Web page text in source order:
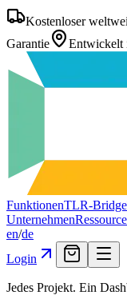
Kostenloser
Garantie
Entwickelt
FunktionenTLR-Bridge
Unternehmen
en/de
Login
Jedes Projekt. Ein